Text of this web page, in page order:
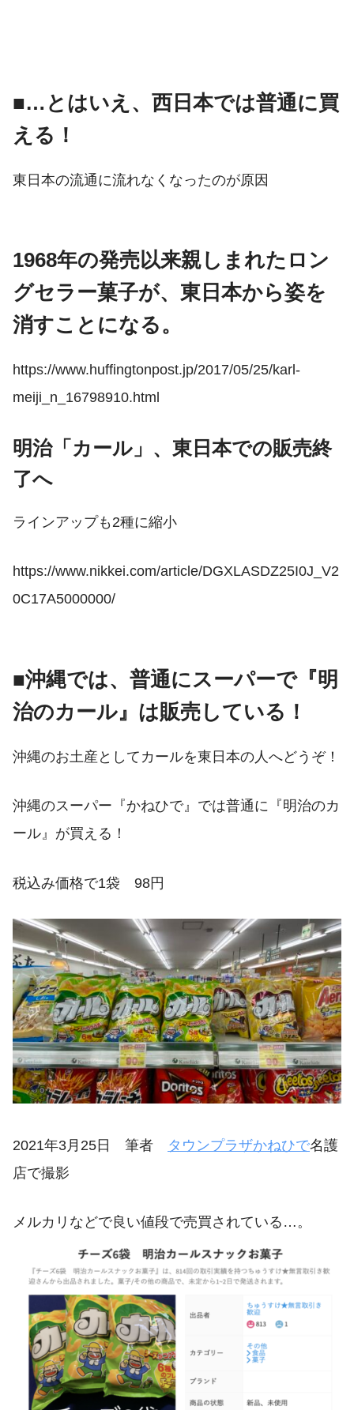
■…とはいえ、西日本では普通に買
える！
東日本の流通に流れなくなったのが原因
1968年の発売以来親しまれたロン
グセラー菓子が、東日本から姿を
消すことになる。
https://www.huffingtonpost.jp/2017/05/25/karl-
meiji_n_16798910.html
明治「カール」、東日本での販売終
了へ
ラインアップも2種に縮小
https://www.nikkei.com/article/DGXLASDZ25I0J_V2
0C17A5000000/
■沖縄では、普通にスーパーで『明
治のカール』は販売している！
沖縄のお土産としてカールを東日本の人へどうぞ！
沖縄のスーパー『かねひで』では普通に『明治のカ
ール』が買える！
税込み価格で1袋 98円
2021年3月25日 筆者 タウンプラザかねひで名護
店で撮影
メルカリなどで良い値段で売買されている…。